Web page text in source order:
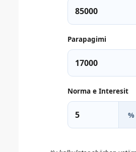
Parapagimi
Norma e Interesit
%